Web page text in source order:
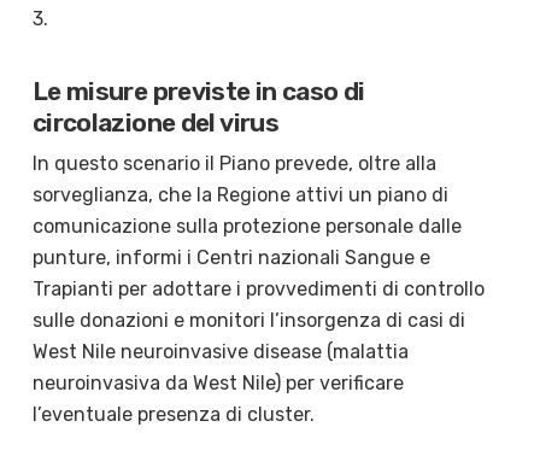
3.
Le misure previste in caso di
circolazione del virus
In questo scenario il Piano prevede, oltre alla
sorveglianza, che la Regione attivi un piano di
comunicazione sulla protezione personale dalle
punture, informi i Centri nazionali Sangue e
Trapianti per adottare i provvedimenti di controllo
sulle donazioni e monitori l’insorgenza di casi di
West Nile neuroinvasive disease (malattia
neuroinvasiva da West Nile) per verificare
l’eventuale presenza di cluster.